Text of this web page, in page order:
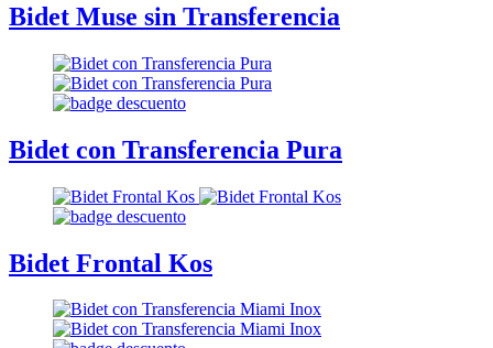
Bidet Muse sin Transferencia
Bidet con Transferencia Pura
Bidet Frontal Kos